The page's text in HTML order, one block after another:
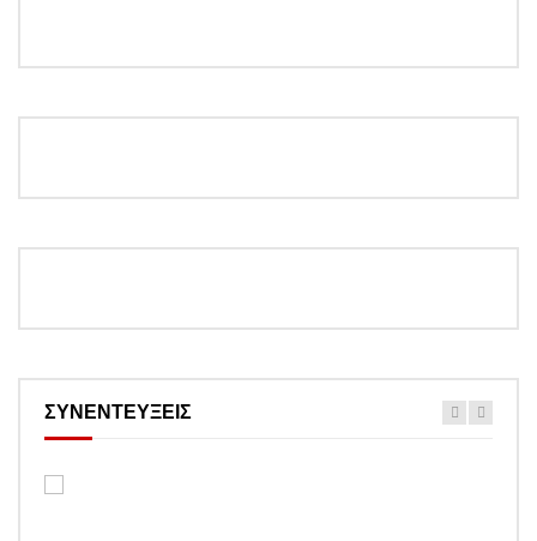
ΣΥΝΕΝΤΕΥΞΕΙΣ